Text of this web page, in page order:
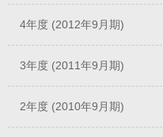
4年度 (2012年9月期)
3年度 (2011年9月期)
2年度 (2010年9月期)